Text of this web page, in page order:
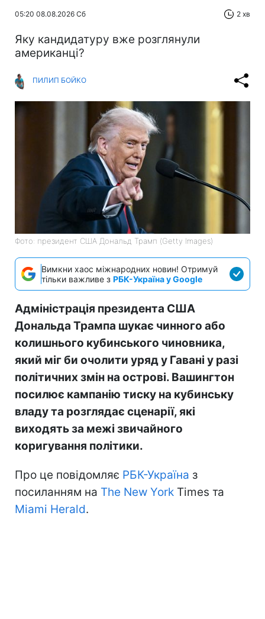
05:20 08.08.2026 Сб 2 хв
Яку кандидатуру вже розглянули
американці?
ПИЛИП БОЙКО
Фото: президент США Дональд Трамп (Getty Images)
Вимкни хаос міжнародних новин! Отримуй
тільки важливе з РБК-Україна у Google
Адміністрація президента США
Дональда Трампа шукає чинного або
колишнього кубинського чиновника,
який міг би очолити уряд у Гавані у разі
політичних змін на острові. Вашингтон
посилює кампанію тиску на кубинську
владу та розглядає сценарії, які
виходять за межі звичайного
коригування політики.
Про це повідомляє РБК-Україна з
посиланням на The New York Times та
Miami Herald.